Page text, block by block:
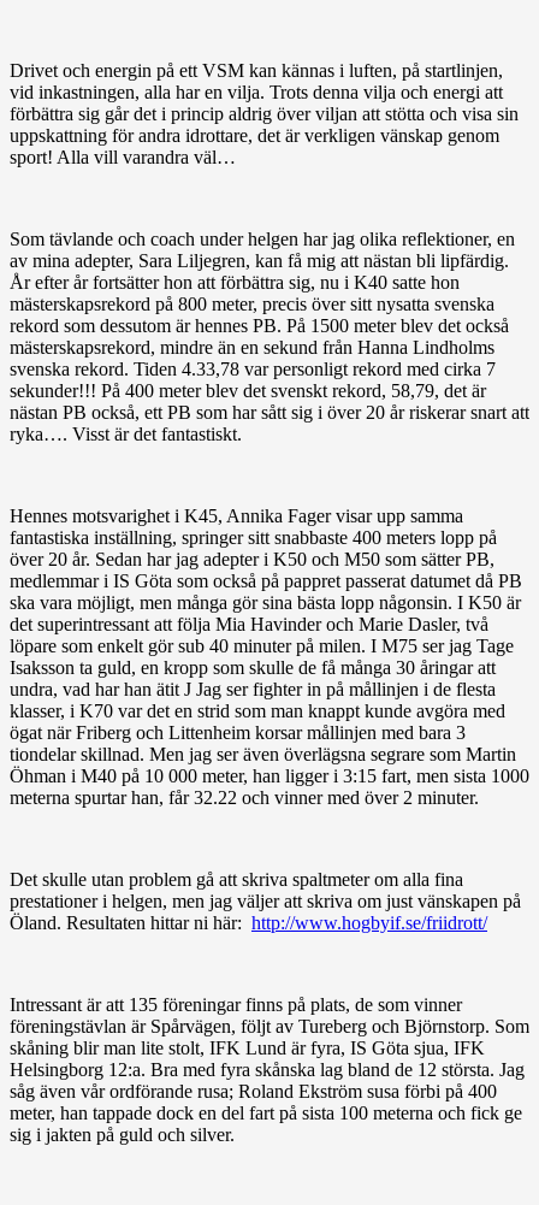
Drivet och energin på ett VSM kan kännas i luften, på startlinjen,
vid inkastningen, alla har en vilja. Trots denna vilja och energi att
förbättra sig går det i princip aldrig över viljan att stötta och visa sin
uppskattning för andra idrottare, det är verkligen vänskap genom
sport! Alla vill varandra väl…
Som tävlande och coach under helgen har jag olika reflektioner, en
av mina adepter, Sara Liljegren, kan få mig att nästan bli lipfärdig.
År efter år fortsätter hon att förbättra sig, nu i K40 satte hon
mästerskapsrekord på 800 meter, precis över sitt nysatta svenska
rekord som dessutom är hennes PB. På 1500 meter blev det också
mästerskapsrekord, mindre än en sekund från Hanna Lindholms
svenska rekord. Tiden 4.33,78 var personligt rekord med cirka 7
sekunder!!! På 400 meter blev det svenskt rekord, 58,79, det är
nästan PB också, ett PB som har sått sig i över 20 år riskerar snart att
ryka…. Visst är det fantastiskt.
Hennes motsvarighet i K45, Annika Fager visar upp samma
fantastiska inställning, springer sitt snabbaste 400 meters lopp på
över 20 år. Sedan har jag adepter i K50 och M50 som sätter PB,
medlemmar i IS Göta som också på pappret passerat datumet då PB
ska vara möjligt, men många gör sina bästa lopp någonsin. I K50 är
det superintressant att följa Mia Havinder och Marie Dasler, två
löpare som enkelt gör sub 40 minuter på milen. I M75 ser jag Tage
Isaksson ta guld, en kropp som skulle de få många 30 åringar att
undra, vad har han ätit J Jag ser fighter in på mållinjen i de flesta
klasser, i K70 var det en strid som man knappt kunde avgöra med
ögat när Friberg och Littenheim korsar mållinjen med bara 3
tiondelar skillnad. Men jag ser även överlägsna segrare som Martin
Öhman i M40 på 10 000 meter, han ligger i 3:15 fart, men sista 1000
meterna spurtar han, får 32.22 och vinner med över 2 minuter.
Det skulle utan problem gå att skriva spaltmeter om alla fina
prestationer i helgen, men jag väljer att skriva om just vänskapen på
Öland. Resultaten hittar ni här: http://www.hogbyif.se/friidrott/
Intressant är att 135 föreningar finns på plats, de som vinner
föreningstävlan är Spårvägen, följt av Tureberg och Björnstorp. Som
skåning blir man lite stolt, IFK Lund är fyra, IS Göta sjua, IFK
Helsingborg 12:a. Bra med fyra skånska lag bland de 12 största. Jag
såg även vår ordförande rusa; Roland Ekström susa förbi på 400
meter, han tappade dock en del fart på sista 100 meterna och fick ge
sig i jakten på guld och silver.